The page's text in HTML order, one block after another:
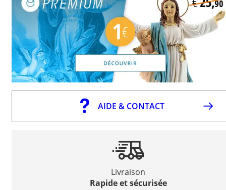
AIDE & CONTACT
Livraison
Rapide et sécurisée